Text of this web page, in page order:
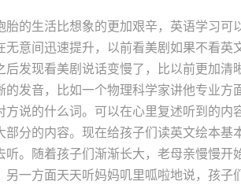
胎的生活比想象的更加艰辛，英语学习可
无意间迅速提升，以前看美剧如果不看英
后发现看美剧说话变慢了，比以前更加清
的发音，比如一个物理科学家讲他专业方
方说的什么词。可以在心里复述听到的内
部分的内容。现在给孩子们读英文绘本基
听。随着孩子们渐渐长大，老母亲慢慢开
另一方面天天听妈妈叽里呱啦地说，孩子